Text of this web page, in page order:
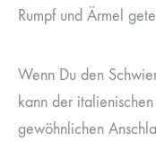
Rumpf und Ärmel
Wenn Du den
kann der
gewöhnlichen